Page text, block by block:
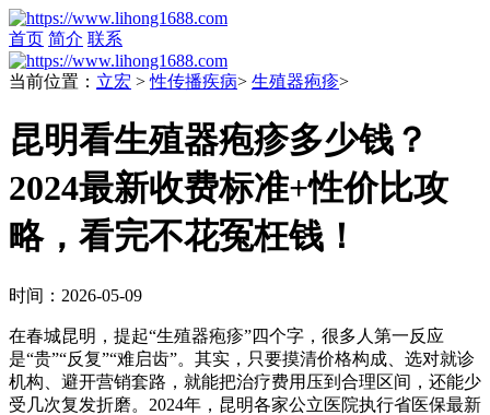
首页 简介 联系
当前位置： 立宏 >性传播疾病> 生殖器疱疹>
昆明看生殖器疱疹多少钱？
2024最新收费标准+性价比攻
略，看完不花冤枉钱！
时间：2026-05-09
在春城昆明，提起“生殖器疱疹”四个字，很多人第一反应
是“贵”“反复”“难启齿”。其实，只要摸清价格构成、选对就诊
机构、避开营销套路，就能把治疗费用压到合理区间，还能少
受几次复发折磨。2024年，昆明各家公立医院执行省医保最新